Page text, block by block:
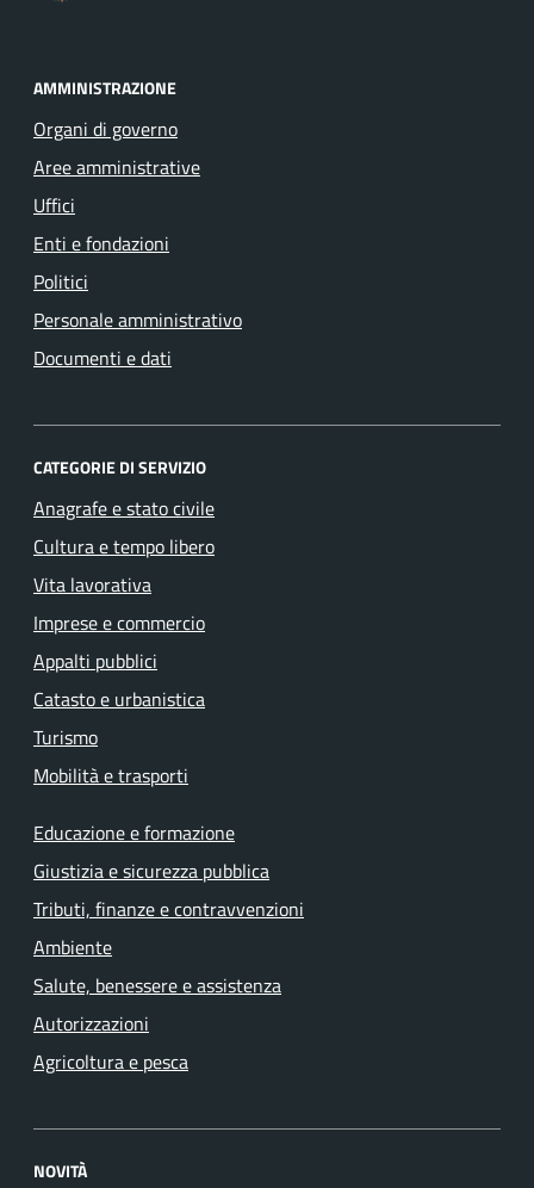
AMMINISTRAZIONE
Organi di governo
Aree amministrative
Uffici
Enti e fondazioni
Politici
Personale amministrativo
Documenti e dati
CATEGORIE DI SERVIZIO
Anagrafe e stato civile
Cultura e tempo libero
Vita lavorativa
Imprese e commercio
Appalti pubblici
Catasto e urbanistica
Turismo
Mobilità e trasporti
Educazione e formazione
Giustizia e sicurezza pubblica
Tributi, finanze e contravvenzioni
Ambiente
Salute, benessere e assistenza
Autorizzazioni
Agricoltura e pesca
NOVITÀ